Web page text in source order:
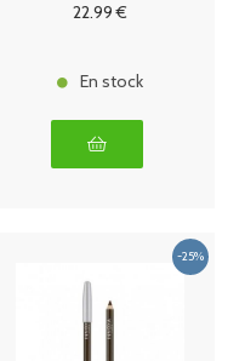
22.99 €
En stock